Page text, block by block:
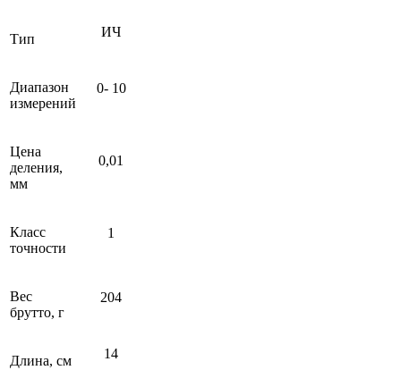
Тип ИЧ
Диапазон
измерений
0- 10
Цена
деления,
мм
0,01
Класс
точности
1
Вес
брутто, г
204
Длина, см 14